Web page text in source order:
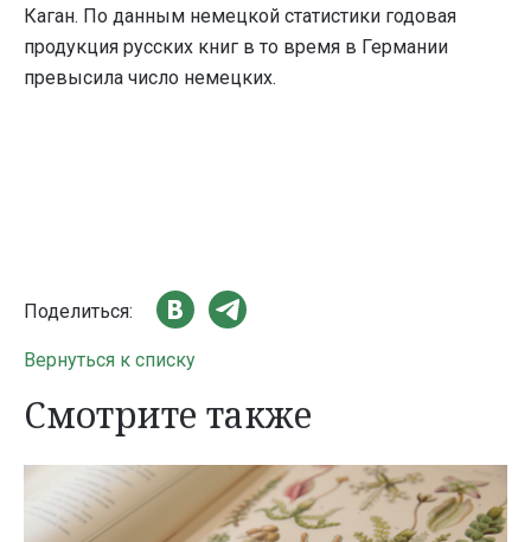
Каган. По данным немецкой статистики годовая
продукция русских книг в то время в Германии
превысила число немецких.
Поделиться:
Вернуться к списку
Смотрите также